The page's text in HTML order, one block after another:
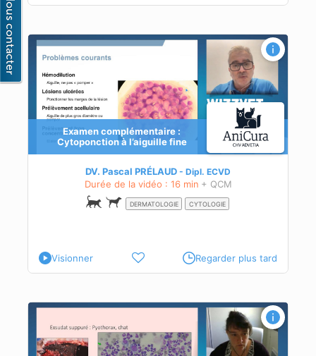
Examen complémentaire :
Cytoponction à l’aiguille fine
DV. Pascal PRÉLAUD Dipl. ECVD
Durée de la vidéo : 16 min + QCM
DERMATOLOGIE CYTOLOGIE
Visionner Regarder plus tard